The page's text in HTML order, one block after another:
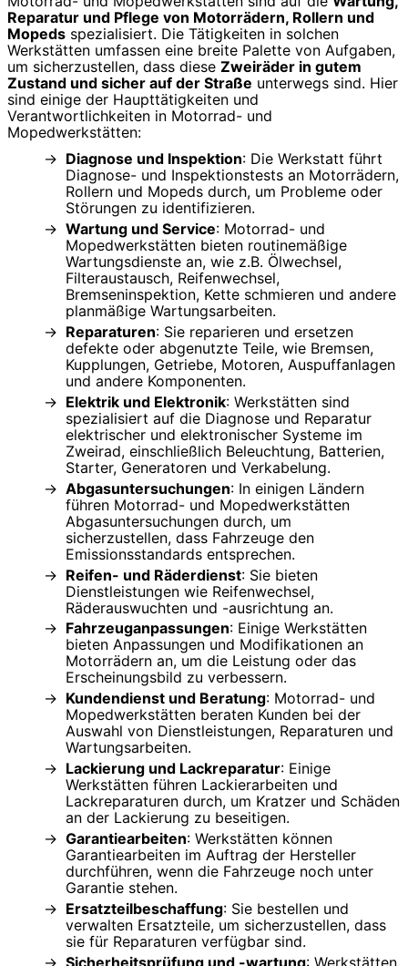
Reparatur und Pflege von Motorrädern, Rollern und
Mopeds spezialisiert. Die Tätigkeiten in solchen
Werkstätten umfassen eine breite Palette von Aufgaben,
um sicherzustellen, dass diese Zweiräder in gutem
Zustand und sicher auf der Straße unterwegs sind. Hier
sind einige der Haupttätigkeiten und
Verantwortlichkeiten in Motorrad- und
Mopedwerkstätten:
Diagnose und Inspektion: Die Werkstatt führt
Diagnose- und Inspektionstests an Motorrädern,
Rollern und Mopeds durch, um Probleme oder
Störungen zu identifizieren.
Wartung und Service: Motorrad- und
Mopedwerkstätten bieten routinemäßige
Wartungsdienste an, wie z.B. Ölwechsel,
Filteraustausch, Reifenwechsel,
Bremseninspektion, Kette schmieren und andere
planmäßige Wartungsarbeiten.
Reparaturen: Sie reparieren und ersetzen
defekte oder abgenutzte Teile, wie Bremsen,
Kupplungen, Getriebe, Motoren, Auspuffanlagen
und andere Komponenten.
Elektrik und Elektronik: Werkstätten sind
spezialisiert auf die Diagnose und Reparatur
elektrischer und elektronischer Systeme im
Zweirad, einschließlich Beleuchtung, Batterien,
Starter, Generatoren und Verkabelung.
Abgasuntersuchungen: In einigen Ländern
führen Motorrad- und Mopedwerkstätten
Abgasuntersuchungen durch, um
sicherzustellen, dass Fahrzeuge den
Emissionsstandards entsprechen.
Reifen- und Räderdienst: Sie bieten
Dienstleistungen wie Reifenwechsel,
Räderauswuchten und -ausrichtung an.
Fahrzeuganpassungen: Einige Werkstätten
bieten Anpassungen und Modifikationen an
Motorrädern an, um die Leistung oder das
Erscheinungsbild zu verbessern.
Kundendienst und Beratung: Motorrad- und
Mopedwerkstätten beraten Kunden bei der
Auswahl von Dienstleistungen, Reparaturen und
Wartungsarbeiten.
Lackierung und Lackreparatur: Einige
Werkstätten führen Lackierarbeiten und
Lackreparaturen durch, um Kratzer und Schäden
an der Lackierung zu beseitigen.
Garantiearbeiten: Werkstätten können
Garantiearbeiten im Auftrag der Hersteller
durchführen, wenn die Fahrzeuge noch unter
Garantie stehen.
Ersatzteilbeschaffung: Sie bestellen und
verwalten Ersatzteile, um sicherzustellen, dass
sie für Reparaturen verfügbar sind.